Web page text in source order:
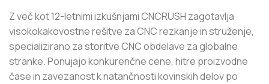
Z več kot 12-letnimi izkušnjami CNCRUSH zagotavlja
visokokakovostne rešitve za CNC rezkanje in struženje,
specializirano za storitve CNC obdelave za globalne
stranke. Ponujajo konkurenčne cene, hitre proizvodne
čase in zavezanost k natančnosti kovinskih delov po